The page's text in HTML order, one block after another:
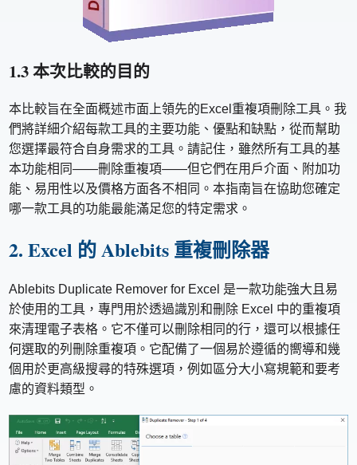
1.3 本次比較的目的
本比較旨在全面概述市面上領先的Excel重複項刪除工具。我
們將詳細介紹每款工具的主要功能、優點和缺點，從而幫助
您選擇最符合自身需求的工具。請記住，雖然所有工具的基
本功能相同——刪除重複項——但它們在用戶介面、附加功
能、易用性以及價格方面各不相同。本指南旨在協助您確定
哪一款工具的功能最能滿足您的特定需求。
2. Excel 的 Ablebits 重複刪除器
Ablebits Duplicate Remover for Excel 是一款功能強大且易
於使用的工具，專門用於透過識別和刪除 Excel 中的重複項
來清理電子表格。它不僅可以刪除相同的行，還可以根據任
何選取的列刪除重複項。它配備了一個易於遵循的嚮導和幾
個用於更高級搜尋的特殊選項，例如區分大小寫規範和要考
慮的資料類型。